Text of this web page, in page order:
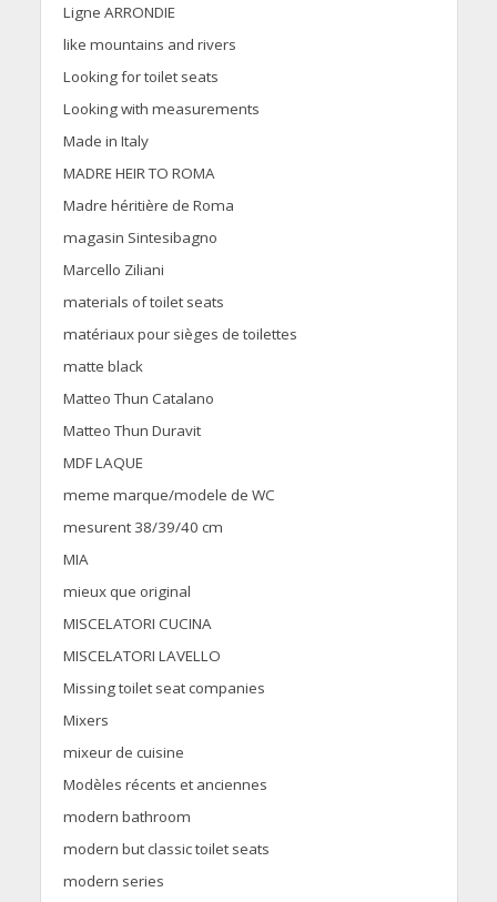
Ligne ARRONDIE
like mountains and rivers
Looking for toilet seats
Looking with measurements
Made in Italy
MADRE HEIR TO ROMA
Madre héritière de Roma
magasin Sintesibagno
Marcello Ziliani
materials of toilet seats
matériaux pour sièges de toilettes
matte black
Matteo Thun Catalano
Matteo Thun Duravit
MDF LAQUE
meme marque/modele de WC
mesurent 38/39/40 cm
MIA
mieux que original
MISCELATORI CUCINA
MISCELATORI LAVELLO
Missing toilet seat companies
Mixers
mixeur de cuisine
Modèles récents et anciennes
modern bathroom
modern but classic toilet seats
modern series